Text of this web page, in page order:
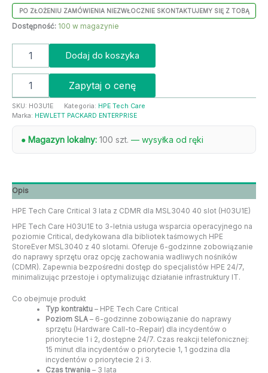
PO ZŁOŻENIU ZAMÓWIENIA NIEZWŁOCZNIE SKONTAKTUJEMY SIĘ Z TOBĄ
Dostępność: 100 w magazynie
Dodaj do koszyka
Zapytaj o cenę
SKU: H03U1E Kategoria: HPE Tech Care
Marka: HEWLETT PACKARD ENTERPRISE
● Magazyn lokalny: 100 szt. — wysyłka od ręki
Opis
HPE Tech Care Critical 3 lata z CDMR dla MSL3040 40 slot (H03U1E)
HPE Tech Care H03U1E to 3-letnia usługa wsparcia operacyjnego na
poziomie Critical, dedykowana dla bibliotek taśmowych HPE
StoreEver MSL3040 z 40 slotami. Oferuje 6-godzinne zobowiązanie
do naprawy sprzętu oraz opcję zachowania wadliwych nośników
(CDMR). Zapewnia bezpośredni dostęp do specjalistów HPE 24/7,
minimalizując przestoje i optymalizując działanie infrastruktury IT.
Co obejmuje produkt
Typ kontraktu– HPE Tech Care Critical
Poziom SLA– 6-godzinne zobowiązanie do naprawy
sprzętu (Hardware Call-to-Repair) dla incydentów o
priorytecie 1 i 2, dostępne 24/7. Czas reakcji telefonicznej:
15 minut dla incydentów o priorytecie 1, 1 godzina dla
incydentów o priorytecie 2 i 3.
Czas trwania– 3 lata